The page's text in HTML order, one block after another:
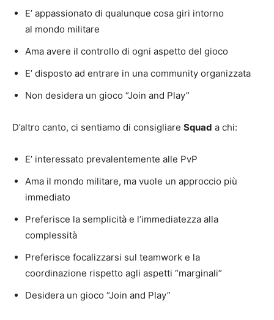
E’ appassionato di qualunque cosa giri intorno
al mondo militare
Ama avere il controllo di ogni aspetto del gioco
E’ disposto ad entrare in una community organizzata
Non desidera un gioco “Join and Play”
D’altro canto, ci sentiamo di consigliare Squad a chi:
E’ interessato prevalentemente alle PvP
Ama il mondo militare, ma vuole un approccio più
immediato
Preferisce la semplicità e l’immediatezza alla
complessità
Preferisce focalizzarsi sul teamwork e la
coordinazione rispetto agli aspetti “marginali”
Desidera un gioco “Join and Play”